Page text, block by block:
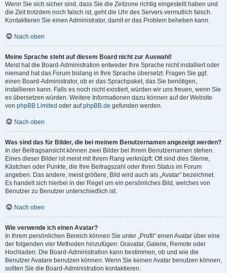
Wenn Sie sich sicher sind, dass Sie die Zeitzone richtig eingestellt haben und
die Zeit trotzdem noch falsch ist, geht die Uhr des Servers vermutlich falsch.
Kontaktieren Sie einen Administrator, damit er das Problem beheben kann.
Nach oben
Meine Sprache steht auf diesem Board nicht zur Auswahl!
Meist hat die Board-Administration entweder Ihre Sprache nicht installiert oder
niemand hat das Forum bislang in Ihre Sprache übersetzt. Fragen Sie ggf.
einen Board-Administrator, ob er das Sprachpaket, das Sie benötigen,
installieren kann. Falls es noch nicht existiert, würden wir uns freuen, wenn Sie
es übersetzen würden. Weitere Informationen dazu können auf der Website
von phpBB Limited oder aufphpBB.de gefunden werden.
Nach oben
Was sind das für Bilder, die bei meinem Benutzernamen angezeigt werden?
In der Beitragsansicht können zwei Bilder bei Ihrem Benutzernamen stehen.
Eines dieser Bilder ist meist mit Ihrem Rang verknüpft: Oft sind dies Sterne,
Kästchen oder Punkte, die Ihre Beitragszahl oder Ihren Status im Forum
angeben. Das andere, meist größere, Bild wird auch als „Avatar“ bezeichnet.
Es handelt sich hierbei in der Regel um ein persönliches Bild, welches von
Benutzer zu Benutzer unterschiedlich ist.
Nach oben
Wie verwende ich einen Avatar?
In Ihrem persönlichen Bereich können Sie unter „Profil“ einen Avatar über eine
der folgenden vier Methoden hinzufügen: Gravatar, Galerie, Remote oder
Hochladen. Die Board-Administration kann bestimmen, ob und wie die
Benutzer Avatare benutzen können. Wenn Sie keinen Avatar benutzen können,
sollten Sie die Board-Administration kontaktieren.